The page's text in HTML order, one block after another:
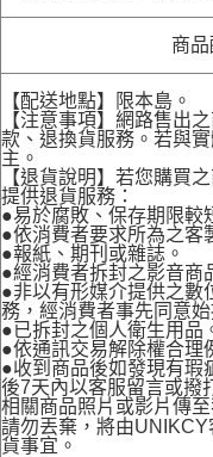
商
【配送地點】限本島。
【注意事項】網路售出
款、退換貨服務。若與
主。
【退貨說明】若您購買
提供退貨服務：
●易於腐敗、保存期限較
●依消費者要求所為之客
●報紙、期刊或雜誌。
●經消費者拆封之影音商
●非以有形媒介提供之數
務，經消費者事先同意始
●已拆封之個人衛生用品
●依通訊交易解除權合理
●收到商品後如發現有瑕
後7天內以客服留言或撥
相關商品照片或影片傳至
請勿丟棄，將由
貨事宜。